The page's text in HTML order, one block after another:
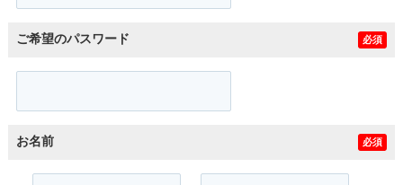
ご希望のパスワード 必須
お名前 必須